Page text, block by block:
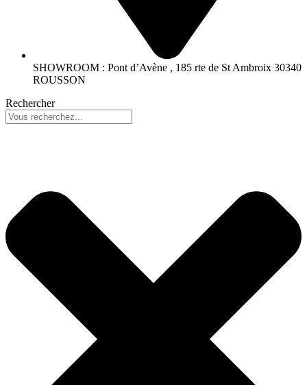
SHOWROOM : Pont d’Avène , 185 rte de St Ambroix 30340
ROUSSON
Rechercher